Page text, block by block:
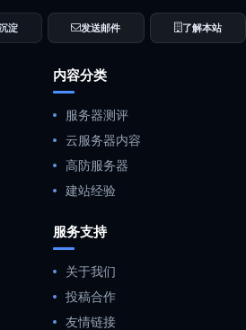
淀 发送邮件 了解本站
内容分类
服务器测评
云服务器内容
高防服务器
建站经验
服务支持
关于我们
投稿合作
友情链接